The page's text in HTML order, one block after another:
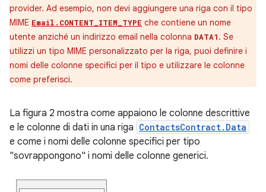
provider. Ad esempio, non devi aggiungere una riga con il tipo
MIME Email.CONTENT_ITEM_TYPE che contiene un nome
utente anziché un indirizzo email nella colonna DATA1. Se
utilizzi un tipo MIME personalizzato per la riga, puoi definire i
nomi delle colonne specifici per il tipo e utilizzare le colonne
come preferisci.
La figura 2 mostra come appaiono le colonne descrittive
e le colonne di dati in una riga ContactsContract.Data
e come i nomi delle colonne specifici per tipo
"sovrappongono" i nomi delle colonne generici.